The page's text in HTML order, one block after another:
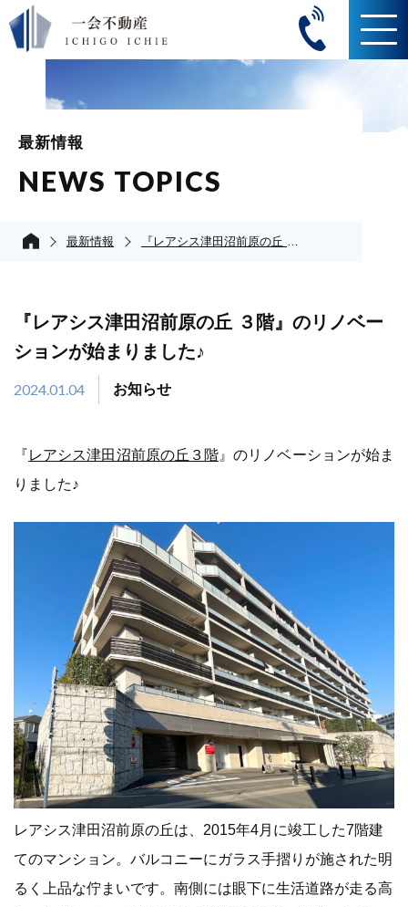
最新情報
NEWS TOPICS
最新情報 『レアシス津田沼前原の丘 ３階』のリノベーションが始まりました♪
『レアシス津田沼前原の丘 ３階』のリノベー
ションが始まりました♪
2024.01.04 お知らせ
『レアシス津田沼前原の丘３階 』のリノベーションが始ま
りました♪
レアシス津田沼前原の丘は、2015年4月に竣工した7階建
てのマンション。バルコニーにガラス手摺りが施された明
るく上品な佇まいです。南側には眼下に生活道路が走る高